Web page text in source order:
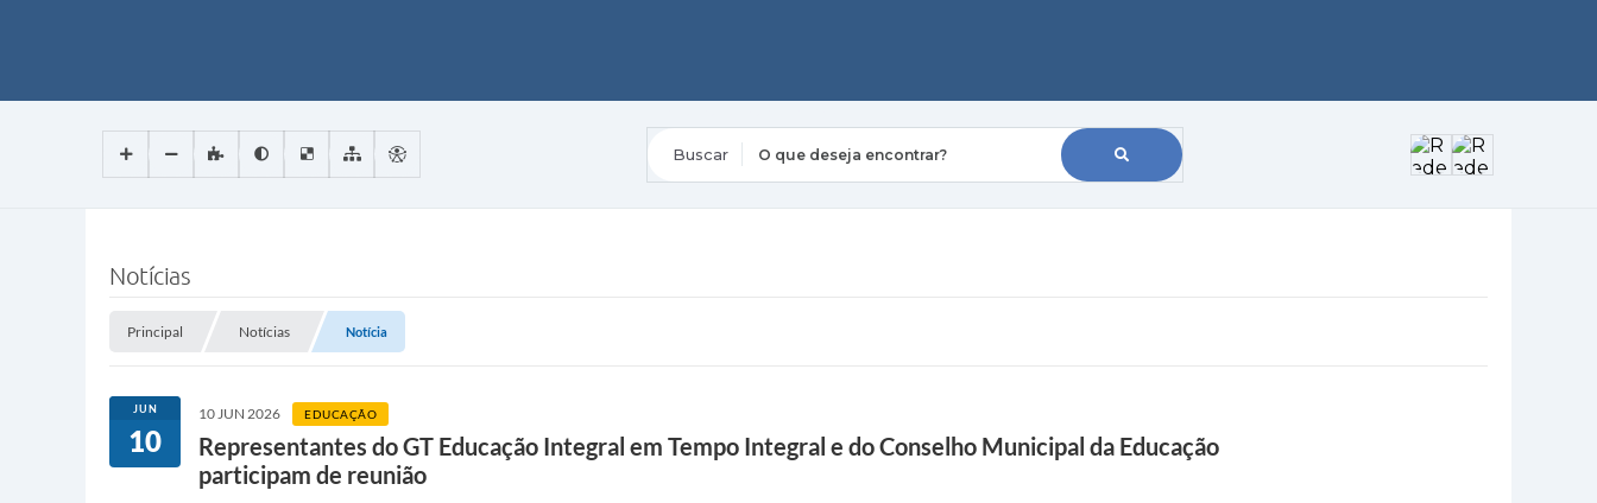
Notícias
Principal Notícias Notícia
JUN
10
10 JUN 2026 EDUCAÇÃO
Representantes do GT Educação Integral em Tempo Integral e do Conselho Municipal da Educação
participam de reunião